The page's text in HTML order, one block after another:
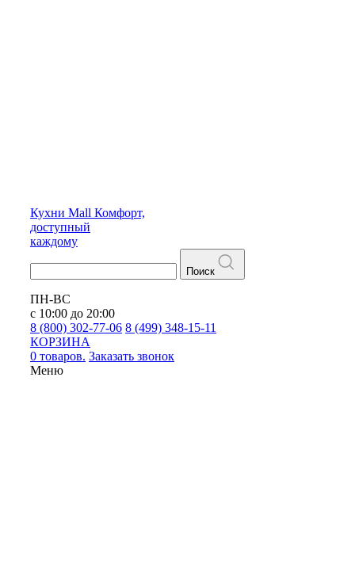
Кухни Mall Комфорт,
доступный
каждому
Поиск
ПН-ВС
с 10:00 до 20:00
8 (800) 302-77-06 8 (499) 348-15-11
КОРЗИНА
0 товаров. Заказать звонок
Меню